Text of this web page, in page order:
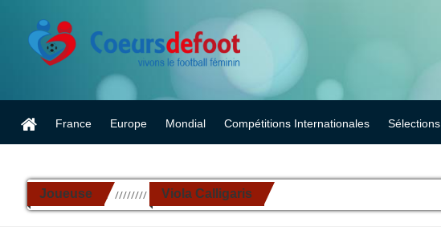
France Europe Mondial Compétitions Internationales Sélections
Joueuse ////////// Viola Calligaris